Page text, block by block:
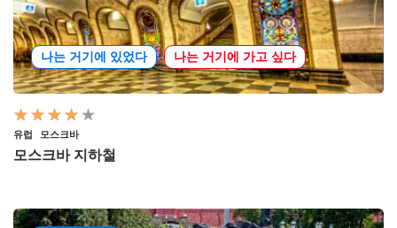
나는 거기에 있었다 나는 거기에 가고 싶다
유럽 모스크바
모스크바 지하철